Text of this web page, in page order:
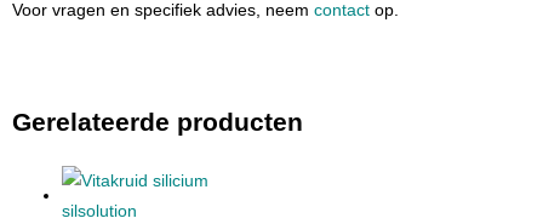
Voor vragen en specifiek advies, neem contact op.
Gerelateerde producten